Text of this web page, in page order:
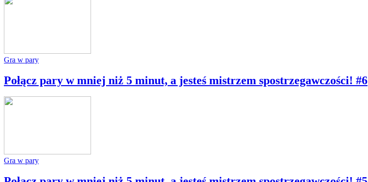
Gra w pary
Połącz pary w mniej niż 5 minut, a jesteś mistrzem spostrzegawczości! #6
Gra w pary